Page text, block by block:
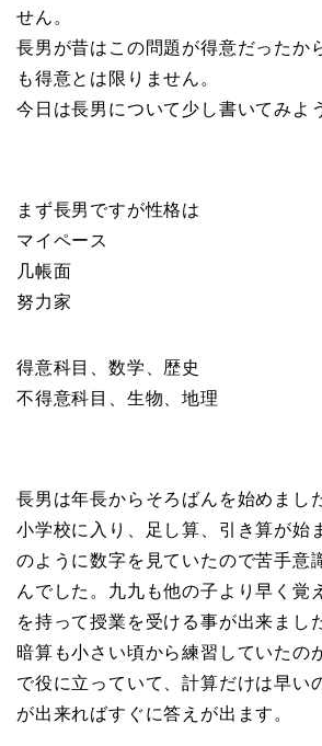
せん。
長男が昔はこの問題が得意だったか
も得意とは限りません。
今日は長男について少し書いてみよ
まず長男ですが性格は
マイペース
几帳面
努力家
得意科目、数学、歴史
不得意科目、生物、地理
長男は年長からそろばんを始めまし
小学校に入り、足し算、引き算が始
のように数字を見ていたので苦手意
んでした。九九も他の子より早く覚
を持って授業を受ける事が出来まし
暗算も小さい頃から練習していたの
で役に立っていて、計算だけは早い
が出来ればすぐに答えが出ます。